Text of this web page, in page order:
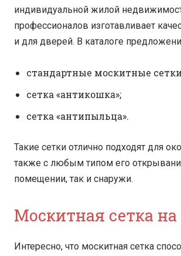
индивидуальной жилой
профессионалов изготавливает
и для дверей. В каталоге
стандартные москитные
сетка «антикошка»;
сетка «антипыльца».
Такие сетки отлично подходят
также с любым типом его
помещении, так и снаружи.
Москитная сетка
Интересно, что москитная сетка